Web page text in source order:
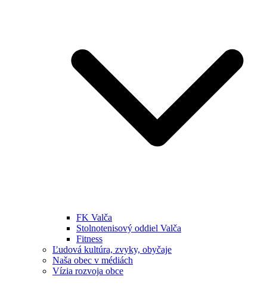
FK Valča
Stolnotenisový oddiel Valča
Fitness
Ľudová kultúra, zvyky, obyčaje
Naša obec v médiách
Vízia rozvoja obce